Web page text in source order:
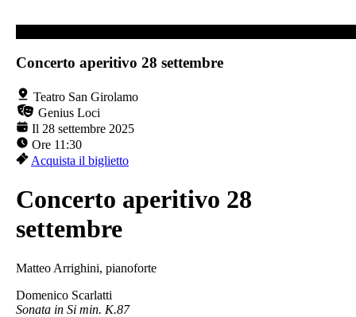
Concerto aperitivo 28 settembre
Teatro San Girolamo
Genius Loci
Il 28 settembre 2025
Ore 11:30
Acquista il biglietto
Concerto aperitivo 28
settembre
Matteo Arrighini, pianoforte
Domenico Scarlatti
Sonata in Si min. K.87